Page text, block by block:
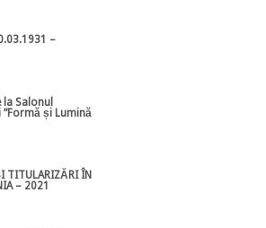
–
Salonul
”Formă și Lumină
TITULARIZĂRI ÎN
– 2021